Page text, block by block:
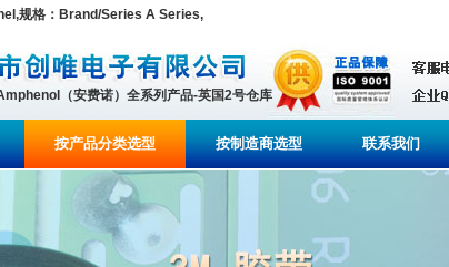
规格：Brand/Series A Series,
（安费诺）全系列产品-英国2号仓库
按产品分类选型 按制造商选型 联系我们